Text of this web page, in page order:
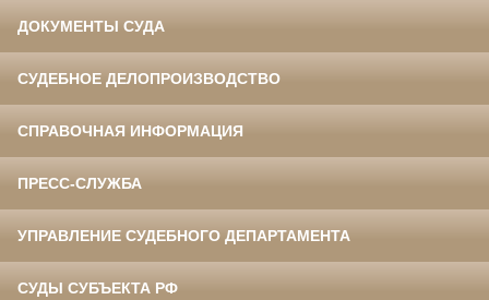
ДОКУМЕНТЫ СУДА
СУДЕБНОЕ ДЕЛОПРОИЗВОДСТВО
СПРАВОЧНАЯ ИНФОРМАЦИЯ
ПРЕСС-СЛУЖБА
УПРАВЛЕНИЕ СУДЕБНОГО ДЕПАРТАМЕНТА
СУДЫ СУБЪЕКТА РФ